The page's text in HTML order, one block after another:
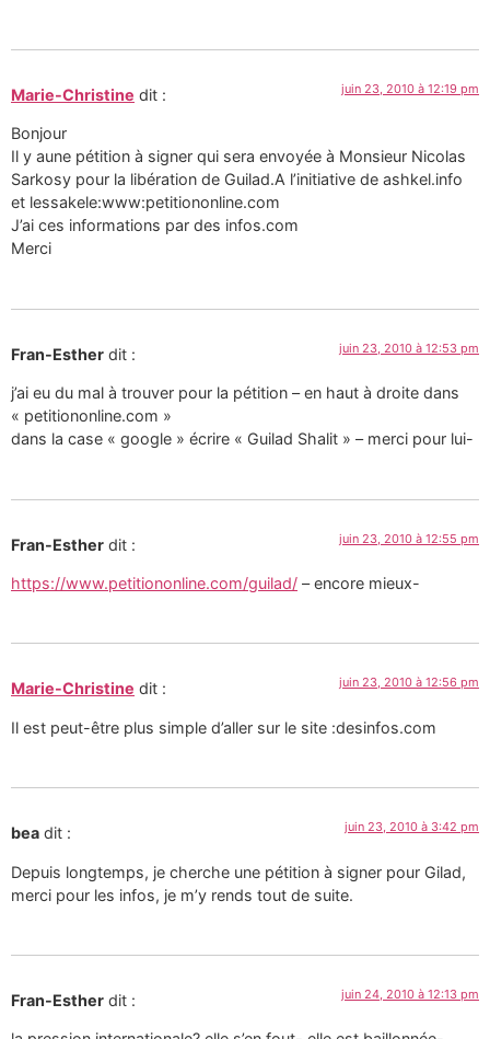
Marie-Christine dit : juin 23, 2010 à 12:19 pm
Bonjour
Il y aune pétition à signer qui sera envoyée à Monsieur Nicolas
Sarkosy pour la libération de Guilad.A l’initiative de ashkel.info
et lessakele:www:petitiononline.com
J’ai ces informations par des infos.com
Merci
Fran-Esther dit : juin 23, 2010 à 12:53 pm
j’ai eu du mal à trouver pour la pétition – en haut à droite dans
« petitiononline.com »
dans la case « google » écrire « Guilad Shalit » – merci pour lui-
Fran-Esther dit : juin 23, 2010 à 12:55 pm
https://www.petitiononline.com/guilad/ – encore mieux-
Marie-Christine dit : juin 23, 2010 à 12:56 pm
Il est peut-être plus simple d’aller sur le site :desinfos.com
bea dit : juin 23, 2010 à 3:42 pm
Depuis longtemps, je cherche une pétition à signer pour Gilad,
merci pour les infos, je m’y rends tout de suite.
Fran-Esther dit : juin 24, 2010 à 12:13 pm